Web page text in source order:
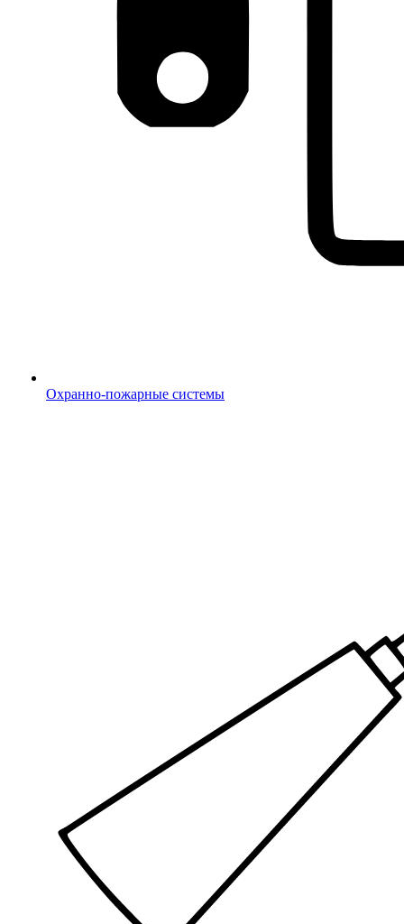
Охранно-пожарные системы